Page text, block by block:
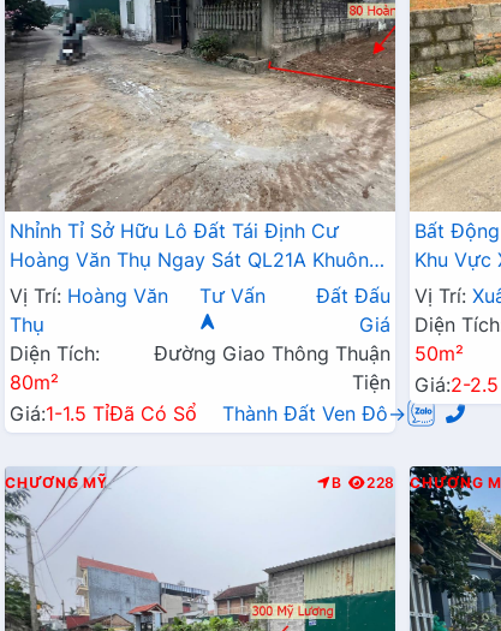
Nhỉnh Tỉ Sở Hữu Lô Đất Tái Định Cư
Hoàng Văn Thụ Ngay Sát QL21A Khuôn
Viên Khu Tái Định Cư Hoàng Văn Thụ
Vị Trí: Hoàng Văn
Thụ
Tư Vấn
Đất Đấu
Giá
Diện Tích:
80m²
Đường Giao Thông Thuận
Tiện
Giá:1-1.5 TỉĐã Có Sổ Thành Đất Ven Đô→
Bất
Khu Vực
Ngay
Vị Trí:
Diện
50m²
Giá:2-
CHƯƠNG MỸ B 228 CHƯƠNG